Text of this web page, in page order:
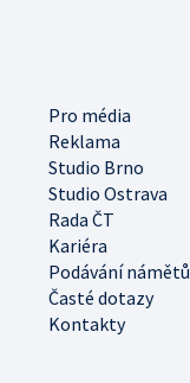
Pro média
Reklama
Studio Brno
Studio Ostrava
Rada ČT
Kariéra
Podávání námětů
Časté dotazy
Kontakty